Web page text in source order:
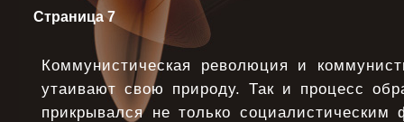
Страница 7
Коммунистическая революция и
утаивают свою природу. Так и процесс
прикрывался не только